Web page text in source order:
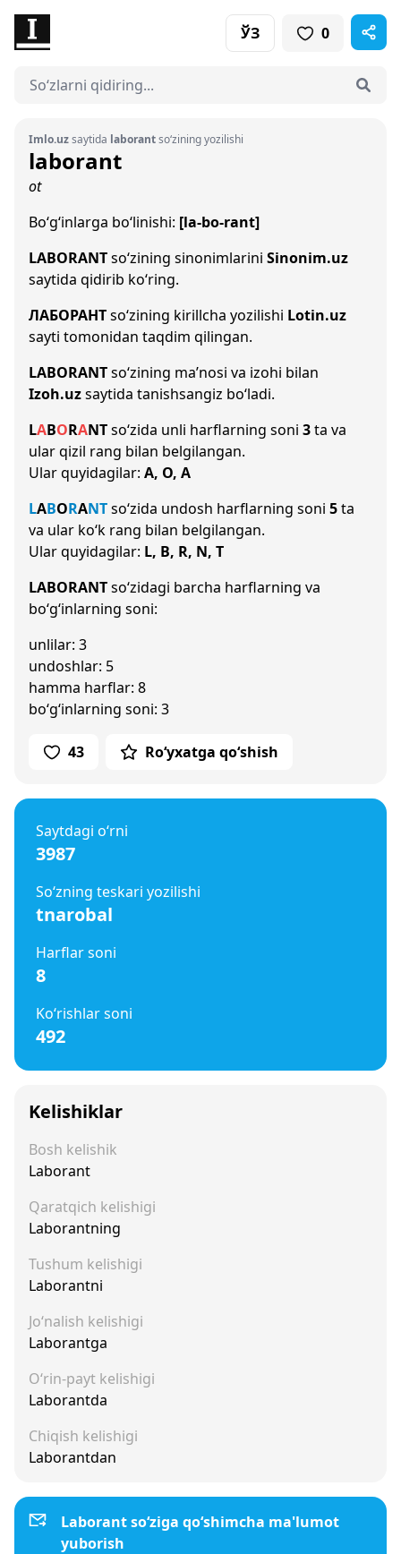
ЎЗ 0
Imlo.uzsaytida laborantso‘zining yozilishi
laborant
ot
Bo‘g‘inlarga bo‘linishi: [la-bo-rant]
LABORANTso‘zining sinonimlarini Sinonim.uz
saytida qidirib ko‘ring.
ЛАБОРАНТso‘zining kirillcha yozilishi Lotin.uz
sayti tomonidan taqdim qilingan.
LABORANTso‘zining ma’nosi va izohi bilan
Izoh.uzsaytida tanishsangiz bo‘ladi.
LABORANTso‘zida unli harflarning soni 3ta va
ular qizil rang bilan belgilangan.
Ular quyidagilar: A, O, A
LABORANTso‘zida undosh harflarning soni 5ta
va ular ko‘k rang bilan belgilangan.
Ular quyidagilar: L, B, R, N, T
LABORANTso‘zidagi barcha harflarning va
bo‘g‘inlarning soni:
unlilar: 3
undoshlar: 5
hamma harflar: 8
bo‘g‘inlarning soni: 3
43 Ro‘yxatga qo‘shish
Saytdagi o‘rni
3987
So‘zning teskari yozilishi
tnarobal
Harflar soni
8
Ko‘rishlar soni
492
Kelishiklar
Bosh kelishik
Laborant
Qaratqich kelishigi
Laborantning
Tushum kelishigi
Laborantni
Jo‘nalish kelishigi
Laborantga
O‘rin-payt kelishigi
Laborantda
Chiqish kelishigi
Laborantdan
Laborant so‘ziga qo‘shimcha ma'lumot
yuborish